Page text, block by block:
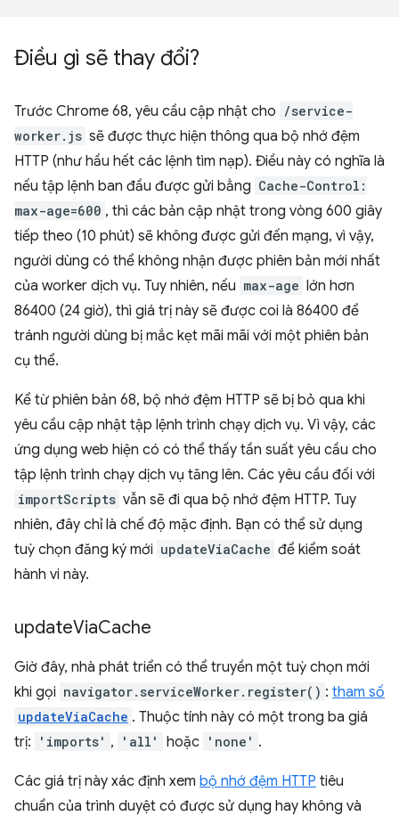
Điều gì sẽ thay đổi?
Trước Chrome 68, yêu cầu cập nhật cho /service-
worker.js sẽ được thực hiện thông qua bộ nhớ đệm
HTTP (như hầu hết các lệnh tìm nạp). Điều này có nghĩa là
nếu tập lệnh ban đầu được gửi bằng Cache-Control:
max-age=600 , thì các bản cập nhật trong vòng 600 giây
tiếp theo (10 phút) sẽ không được gửi đến mạng, vì vậy,
người dùng có thể không nhận được phiên bản mới nhất
của worker dịch vụ. Tuy nhiên, nếu max-age lớn hơn
86400 (24 giờ), thì giá trị này sẽ được coi là 86400 để
tránh người dùng bị mắc kẹt mãi mãi với một phiên bản
cụ thể.
Kể từ phiên bản 68, bộ nhớ đệm HTTP sẽ bị bỏ qua khi
yêu cầu cập nhật tập lệnh trình chạy dịch vụ. Vì vậy, các
ứng dụng web hiện có có thể thấy tần suất yêu cầu cho
tập lệnh trình chạy dịch vụ tăng lên. Các yêu cầu đối với
importScripts vẫn sẽ đi qua bộ nhớ đệm HTTP. Tuy
nhiên, đây chỉ là chế độ mặc định. Bạn có thể sử dụng
tuỳ chọn đăng ký mới updateViaCache để kiểm soát
hành vi này.
updateViaCache
Giờ đây, nhà phát triển có thể truyền một tuỳ chọn mới
khi gọi navigator.serviceWorker.register() : tham số
updateViaCache . Thuộc tính này có một trong ba giá
trị:
'imports' , 'all' hoặc 'none' .
Các giá trị này xác định xem bộ nhớ đệm HTTP tiêu
chuẩn của trình duyệt có được sử dụng hay không và